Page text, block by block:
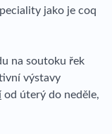
jako je coq
na soutoku řek
výstavy
od úterý do neděle,